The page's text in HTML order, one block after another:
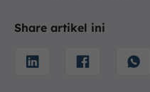
12. Lacak.io
14. Azuga Fleet
Share artikel ini